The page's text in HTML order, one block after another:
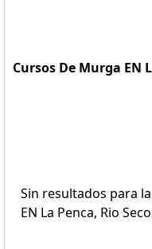
Cursos De Murga EN
Sin resultados para
EN La Penca, Rio Seco